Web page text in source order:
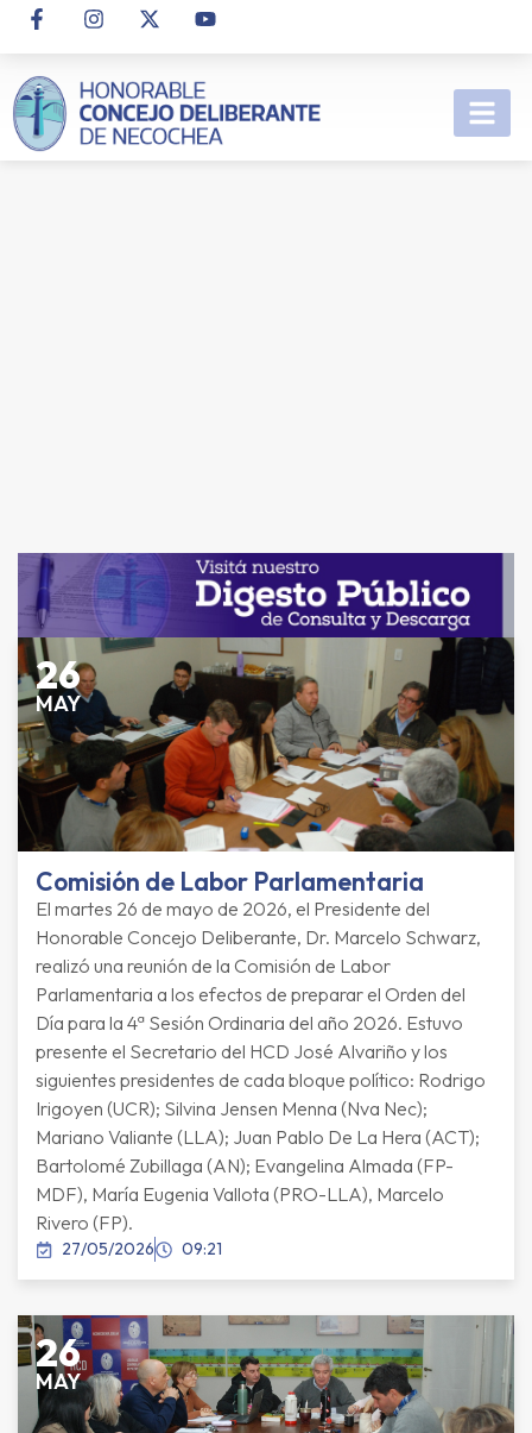
26
MAY
Comisión de Labor Parlamentaria
El martes 26 de mayo de 2026, el Presidente del
Honorable Concejo Deliberante, Dr. Marcelo Schwarz,
realizó una reunión de la Comisión de Labor
Parlamentaria a los efectos de preparar el Orden del
Día para la 4ª Sesión Ordinaria del año 2026. Estuvo
presente el Secretario del HCD José Alvariño y los
siguientes presidentes de cada bloque político: Rodrigo
Irigoyen (UCR); Silvina Jensen Menna (Nva Nec);
Mariano Valiante (LLA); Juan Pablo De La Hera (ACT);
Bartolomé Zubillaga (AN); Evangelina Almada (FP-
MDF), María Eugenia Vallota (PRO-LLA), Marcelo
Rivero (FP).
27/05/2026 09:21
26
MAY